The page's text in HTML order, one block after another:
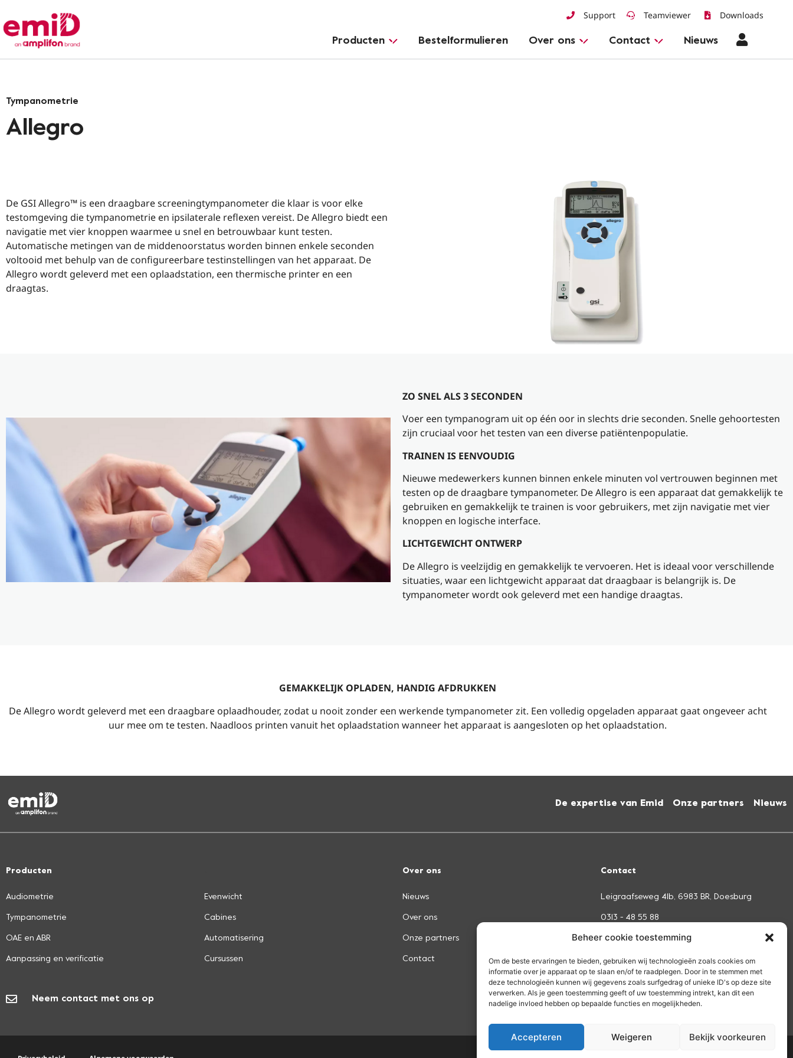
Beheer cookie toestemming
Om de beste ervaringen te bieden, gebruiken wij technologieën zoals cookies om
informatie over je apparaat op te slaan en/of te raadplegen. Door in te stemmen met
deze technologieën kunnen wij gegevens zoals surfgedrag of unieke ID's op deze site
verwerken. Als je geen toestemming geeft of uw toestemming intrekt, kan dit een
nadelige invloed hebben op bepaalde functies en mogelijkheden.
Accepteren Weigeren Bekijk voorkeuren
Support Teamviewer Downloads
Producten Bestelformulieren Over ons Contact Nieuws
Tympanometrie
Allegro
De GSI Allegro™ is een draagbare screeningtympanometer die klaar is voor elke
testomgeving die tympanometrie en ipsilaterale reflexen vereist. De Allegro biedt een
navigatie met vier knoppen waarmee u snel en betrouwbaar kunt testen.
Automatische metingen van de middenoorstatus worden binnen enkele seconden
voltooid met behulp van de configureerbare testinstellingen van het apparaat. De
Allegro wordt geleverd met een oplaadstation, een thermische printer en een
draagtas.
ZO SNEL ALS 3 SECONDEN
Voer een tympanogram uit op één oor in slechts drie seconden. Snelle gehoortesten
zijn cruciaal voor het testen van een diverse patiëntenpopulatie.
TRAINEN IS EENVOUDIG
Nieuwe medewerkers kunnen binnen enkele minuten vol vertrouwen beginnen met
testen op de draagbare tympanometer. De Allegro is een apparaat dat gemakkelijk te
gebruiken en gemakkelijk te trainen is voor gebruikers, met zijn navigatie met vier
knoppen en logische interface.
LICHTGEWICHT ONTWERP
De Allegro is veelzijdig en gemakkelijk te vervoeren. Het is ideaal voor verschillende
situaties, waar een lichtgewicht apparaat dat draagbaar is belangrijk is. De
tympanometer wordt ook geleverd met een handige draagtas.
GEMAKKELIJK OPLADEN, HANDIG AFDRUKKEN
De Allegro wordt geleverd met een draagbare oplaadhouder, zodat u nooit zonder een werkende tympanometer zit. Een volledig opgeladen apparaat gaat ongeveer acht
uur mee om te testen. Naadloos printen vanuit het oplaadstation wanneer het apparaat is aangesloten op het oplaadstation.
De expertise van Emid Onze partners Nieuws
Producten
Audiometrie
Tympanometrie
OAE en ABR
Aanpassing en verificatie
Evenwicht
Cabines
Automatisering
Cursussen
Over ons
Nieuws
Over ons
Onze partners
Contact
Contact
Leigraafseweg 41b, 6983 BR, Doesburg
0313 - 48 55 88
info@emid.nl
Neem contact met ons op Remote Support via Teamviewer